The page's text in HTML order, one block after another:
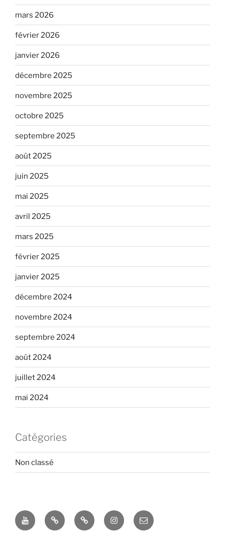
mars 2026
février 2026
janvier 2026
décembre 2025
novembre 2025
octobre 2025
septembre 2025
août 2025
juin 2025
mai 2025
avril 2025
mars 2025
février 2025
janvier 2025
décembre 2024
novembre 2024
septembre 2024
août 2024
juillet 2024
mai 2024
Catégories
Non classé
YoutubeTikTok X Instagram
E-
mail